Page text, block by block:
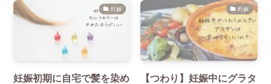
妊娠
妊娠初期に自宅で髪を染め
妊娠
【つわり】妊娠中にグラタ